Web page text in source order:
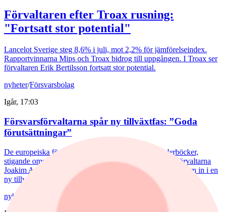
Förvaltaren efter Troax rusning:
"Fortsatt stor potential"
Lancelot Sverige steg 8,6% i juli, mot 2,2% för jämförelseindex.
Rapportvinnarna Mips och Troax bidrog till uppgången. I Troax ser
förvaltaren Erik Bertilsson fortsatt stor potential.
nyheter/Försvarsbolag
Igår, 17:03
Försvarsförvaltarna spår ny tillväxtfas: ”Goda
förutsättningar”
De europeiska försvarsbolagen visar rekordstora orderböcker,
stigande omsättning och förbättrade marginaler. Enligt förvaltarna
Joakim Agerback och Shayan Heidari går nu försvarssektorn in i en
ny tillväxtfas.
nyheter
Spiltan Småbolagsfond